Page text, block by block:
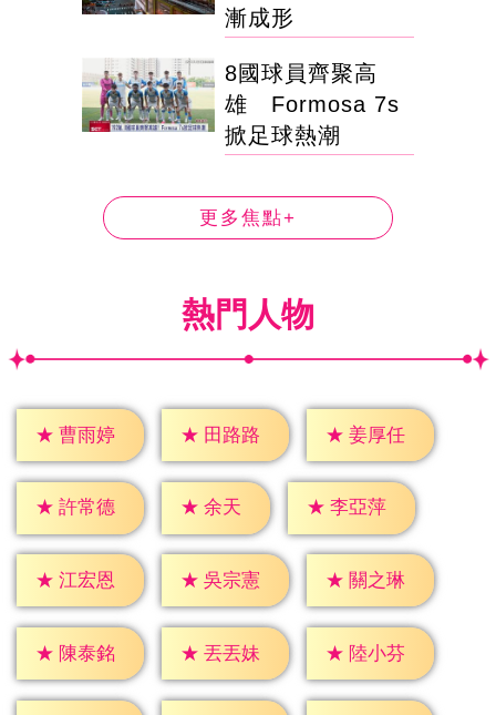
漸成形
8國球員齊聚高
雄 Formosa 7s
掀足球熱潮
更多焦點+
熱門人物
★ 曹雨婷 ★ 田路路 ★ 姜厚任
★ 許常德 ★ 余天 ★ 李亞萍
★ 江宏恩 ★ 吳宗憲 ★ 關之琳
★ 陳泰銘 ★ 丟丟妹 ★ 陸小芬